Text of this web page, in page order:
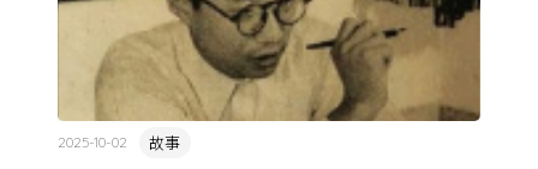
故事
2025-10-02